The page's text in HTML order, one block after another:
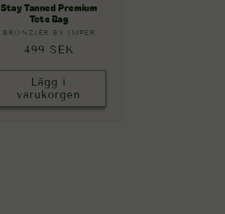
Stay Tanned Premium
Tote Bag
Säljare:
BRONZIÉR BY IMPER
Ordinarie
499 SEK
Lägg i
varukorgen